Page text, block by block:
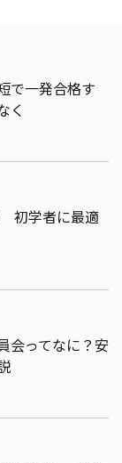
で一発合格す
く
初学者に最適
会ってなに？安